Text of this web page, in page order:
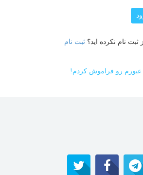
ثبت نام نکرده اید؟ ثبت نام
عبورم رو فراموش کردم!